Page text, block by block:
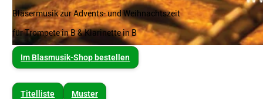
Bläsermusik zur Advents- und Weihnachtszeit
für Trompete in B & Klarinette in B
Im Blasmusik-Shop bestellen
Titelliste Muster